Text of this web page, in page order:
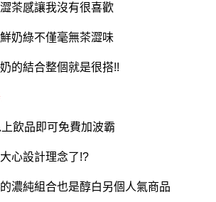
茶感讓我沒有很喜歡
奶綠不僅毫無茶澀味
的結合整個就是很搭!!
飲品即可免費加波霸
心設計理念了!?
濃純組合也是醇白另個人氣商品